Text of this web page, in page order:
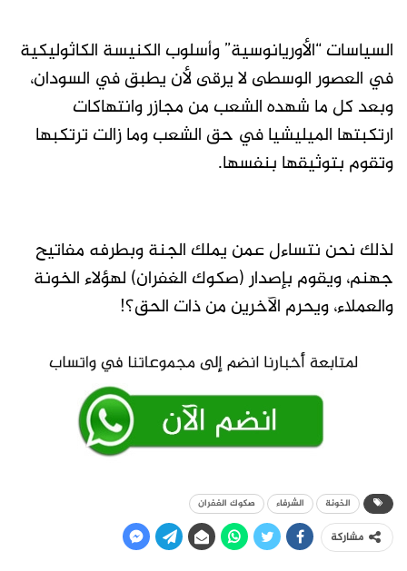
السياسات “الأوريانوسية” وأسلوب الكنيسة الكاثوليكية
في العصور الوسطى لا يرقى لأن يطبق في السودان،
وبعد كل ما شهده الشعب من مجازر وانتهاكات
ارتكبتها الميليشيا في حق الشعب وما زالت ترتكبها
وتقوم بتوثيقها بنفسها.
لذلك نحن نتساءل عمن يملك الجنة وبطرفه مفاتيح
جهنم، ويقوم بإصدار (صكوك الغفران) لهؤلاء الخونة
والعملاء، ويحرم الآخرين من ذات الحق؟!
الخونة الشرفاء صكوك الغفران
مشاركة